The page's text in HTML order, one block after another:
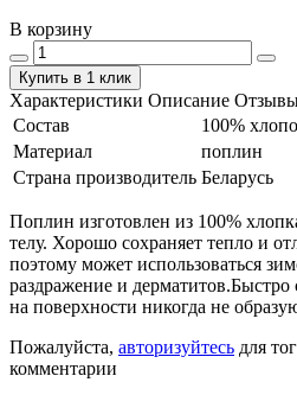
В корзину
Купить в 1 клик
Характеристики Описание
Состав
100%
Материал
поплин
Страна производитель Беларусь
Поплин изготовлен из 100%
телу. Хорошо сохраняет тепло и
поэтому может использоваться
раздражение и дерматитов.Быстро
на поверхности никогда не
Пожалуйста, авторизуйтесь для
комментарии